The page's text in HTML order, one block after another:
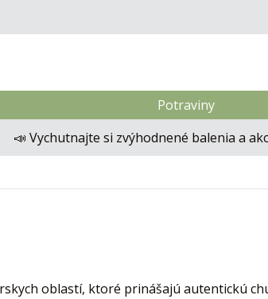
Potraviny
📣 Vychutnajte si zvýhodnené balenia a
oblastí, ktoré prinášajú autentickú